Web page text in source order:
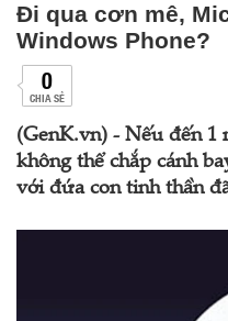
Đi qua cơn mê,
Windows Phone?
0
CHIA SẺ
(GenK.vn) - Nếu đến 1
không thể chắp cánh
với đứa con tinh thần